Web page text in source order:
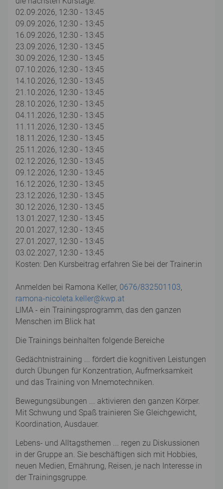
02.09.2026, 12:30 - 13:45
09.09.2026, 12:30 - 13:45
16.09.2026, 12:30 - 13:45
23.09.2026, 12:30 - 13:45
30.09.2026, 12:30 - 13:45
07.10.2026, 12:30 - 13:45
14.10.2026, 12:30 - 13:45
21.10.2026, 12:30 - 13:45
28.10.2026, 12:30 - 13:45
04.11.2026, 12:30 - 13:45
11.11.2026, 12:30 - 13:45
18.11.2026, 12:30 - 13:45
25.11.2026, 12:30 - 13:45
02.12.2026, 12:30 - 13:45
09.12.2026, 12:30 - 13:45
16.12.2026, 12:30 - 13:45
23.12.2026, 12:30 - 13:45
30.12.2026, 12:30 - 13:45
13.01.2027, 12:30 - 13:45
20.01.2027, 12:30 - 13:45
27.01.2027, 12:30 - 13:45
03.02.2027, 12:30 - 13:45
Kosten: Den Kursbeitrag erfahren Sie bei der Trainer:in
Anmelden bei Ramona Keller, 0676/832501103,
ramona-nicoleta.keller@kwp.at
LIMA - ein Trainingsprogramm, das den ganzen
Menschen im Blick hat
Die Trainings beinhalten folgende Bereiche
Gedächtnistraining ... fördert die kognitiven Leistungen
durch Übungen für Konzentration, Aufmerksamkeit
und das Training von Mnemotechniken.
Bewegungsübungen ... aktivieren den ganzen Körper.
Mit Schwung und Spaß trainieren Sie Gleichgewicht,
Koordination, Ausdauer.
Lebens- und Alltagsthemen ... regen zu Diskussionen
in der Gruppe an. Sie beschäftigen sich mit Hobbies,
neuen Medien, Ernährung, Reisen, je nach Interesse in
der Trainingsgruppe.